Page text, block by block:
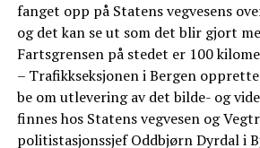
fanget opp på Statens vegvesens
og det kan se ut som det blir gjort
Fartsgrensen på stedet er 100
– Trafikkseksjonen i Bergen
be om utlevering av det bilde- og
finnes hos Statens vegvesen og
politistasjonssjef Oddbjørn Dyrdal i